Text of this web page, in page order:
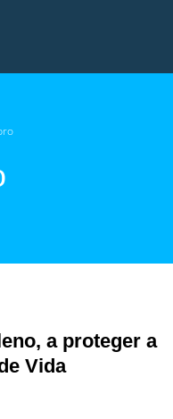
a proteger a
Vida